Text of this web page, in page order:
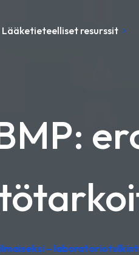
Lääketieteelliset resurssit
–